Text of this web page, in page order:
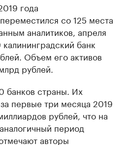
года
со 125 места
аналитиков, апреля
банк
Объем его активов
рублей.
банков страны. Их
первые три месяца 2019
рублей, что на
период
авторы